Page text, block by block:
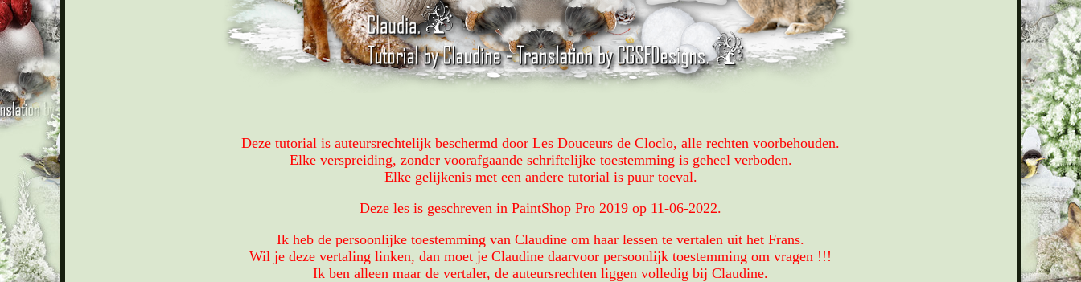
Deze tutorial is auteursrechtelijk beschermd door Les Douceurs de Cloclo, alle rechten voorbehouden.
Elke verspreiding, zonder voorafgaande schriftelijke toestemming is geheel verboden.
Elke gelijkenis met een andere tutorial is puur toeval.
Deze les is geschreven in PaintShop Pro 2019 op 11-06-2022.
Ik heb de persoonlijke toestemming van Claudine om haar lessen te vertalen uit het Frans.
Wil je deze vertaling linken, dan moet je Claudine daarvoor persoonlijk toestemming om vragen !!!
Ik ben alleen maar de vertaler, de auteursrechten liggen volledig bij Claudine.